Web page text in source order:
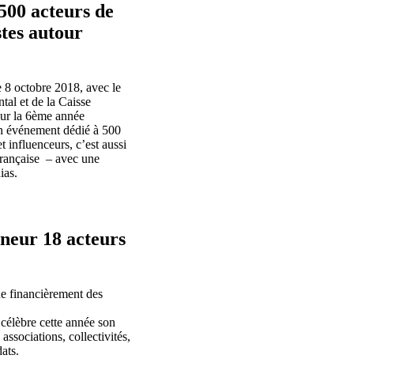
acteurs de
autour
8 octobre 2018, avec le
et de la Caisse
la 6ème année
événement dédié à 500
influenceurs, c’est aussi
– avec une
18 acteurs
financièrement des
cette année son
collectivités,